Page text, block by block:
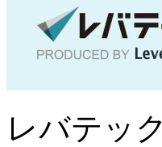
レバテッ